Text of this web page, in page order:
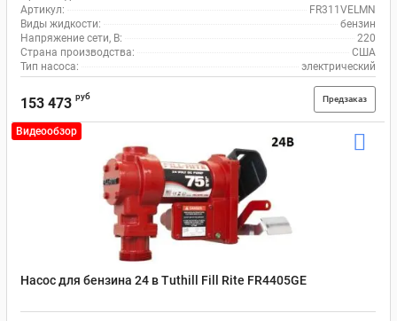
Артикул:
FR311VELMN
Виды жидкости:
бензин
Напряжение сети, В:
220
Страна производства:
США
Тип насоса:
электрический
153 473 руб Предзаказ
Видеообзор
Насос для бензина 24 в Tuthill Fill Rite FR4405GE